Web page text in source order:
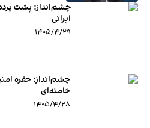
چشم‌انداز: پشت
ایرانی
۱۴۰۵/۴/۲۹
چشم‌انداز: حفره
خامنه‌ای
۱۴۰۵/۴/۲۸